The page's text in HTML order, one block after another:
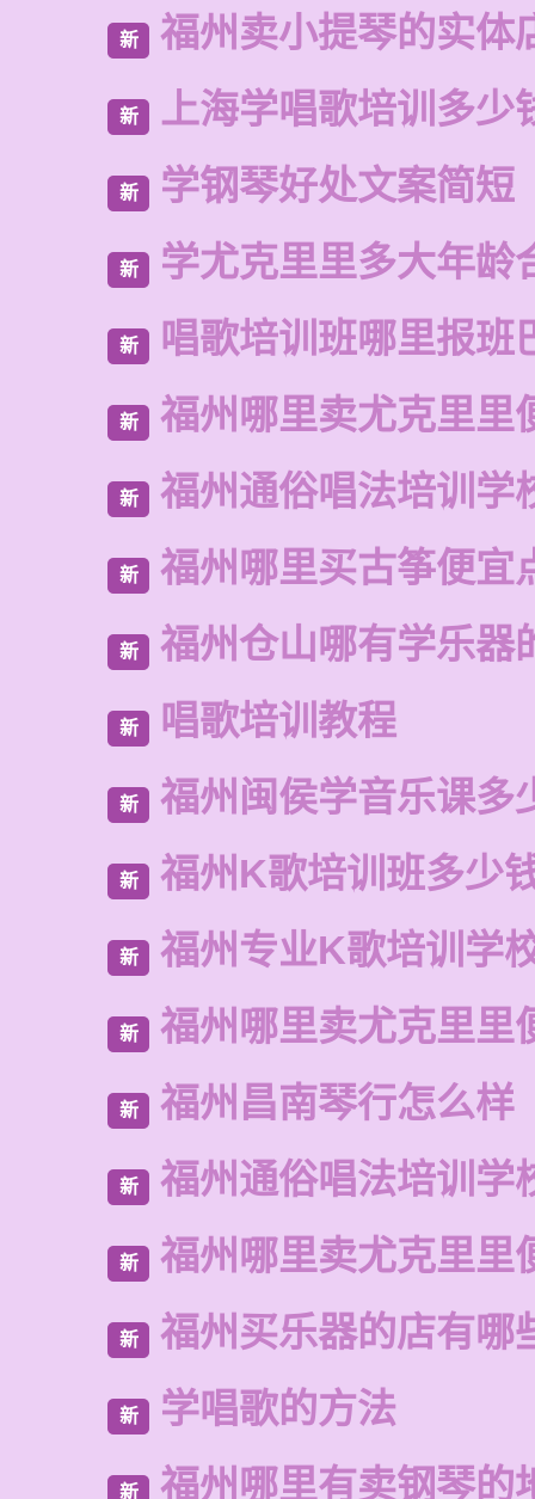
新 福州卖小提琴的实体
新 上海学唱歌培训多少
新 学钢琴好处文案简短
新 学尤克里里多大年龄
新 唱歌培训班哪里报班
新 福州哪里卖尤克里里
新 福州通俗唱法培训学
新 福州哪里买古筝便宜
新 福州仓山哪有学乐器
新 唱歌培训教程
新 福州闽侯学音乐课多
新 福州K歌培训班多少
新 福州专业K歌培训学
新 福州哪里卖尤克里里
新 福州昌南琴行怎么样
新 福州通俗唱法培训学
新 福州哪里卖尤克里里
新 福州买乐器的店有哪
新 学唱歌的方法
新 福州哪里有卖钢琴的